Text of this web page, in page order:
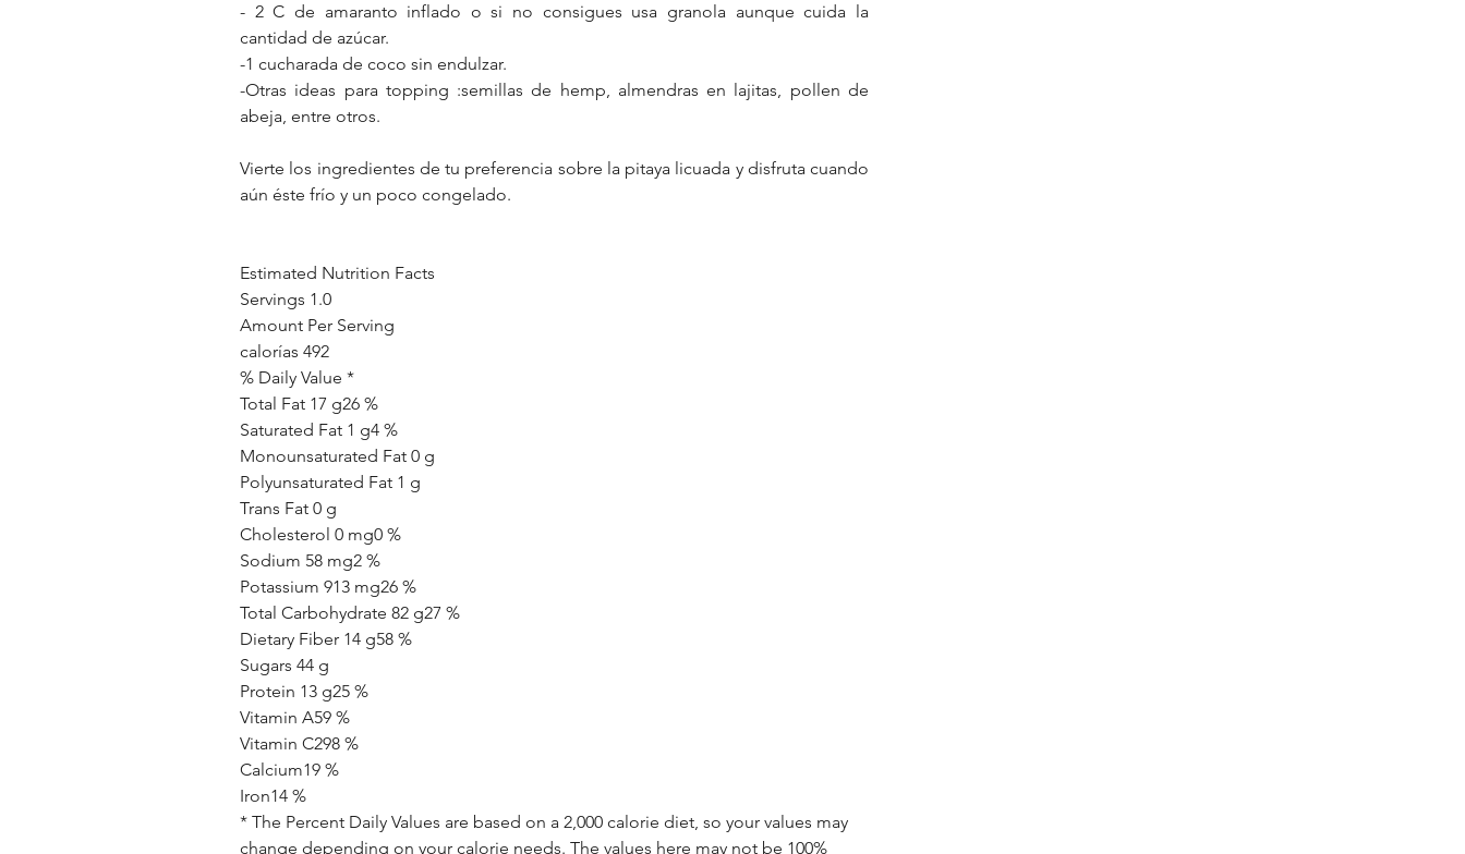
- 2 C de amaranto inflado o si no consigues usa granola aunque cuida la
cantidad de azúcar.
-1 cucharada de coco sin endulzar.
-Otras ideas para topping :semillas de hemp, almendras en lajitas, pollen de
abeja, entre otros.
Vierte los ingredientes de tu preferencia sobre la pitaya licuada y disfruta cuando
aún éste frío y un poco congelado.
Estimated Nutrition Facts
Servings 1.0
Amount Per Serving
calorías 492
% Daily Value *
Total Fat 17 g26 %
Saturated Fat 1 g4 %
Monounsaturated Fat 0 g
Polyunsaturated Fat 1 g
Trans Fat 0 g
Cholesterol 0 mg0 %
Sodium 58 mg2 %
Potassium 913 mg26 %
Total Carbohydrate 82 g27 %
Dietary Fiber 14 g58 %
Sugars 44 g
Protein 13 g25 %
Vitamin A59 %
Vitamin C298 %
Calcium19 %
Iron14 %
* The Percent Daily Values are based on a 2,000 calorie diet, so your values may
change depending on your calorie needs. The values here may not be 100%